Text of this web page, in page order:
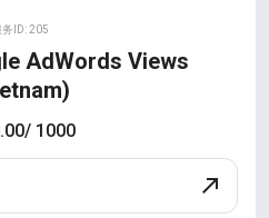
务ID: 205
AdWords Views
/ 1000